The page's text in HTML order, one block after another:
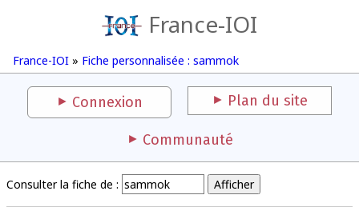
France-IOI
France-IOI » Fiche personnalisée : sammok
Connexion Plan du site
Communauté
Consulter la fiche de :